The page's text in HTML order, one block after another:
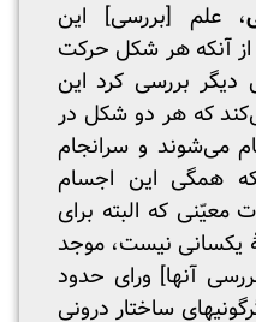
، علم [بررسی] این
آنکه هر شکل حرکت
دیگر بررسی کرد این
که هر دو شکل در
می‌شوند و سرانجام
همگی این اجسام
که البته برای
یکسانی نیست، موجد
آنها] ورای حدود
ساختار درونی